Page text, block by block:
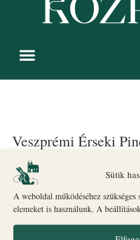
Sütik
A weboldal működéséhez
elemeket is használunk. A
Veszprémi Érseki
Események
Notice Sajnos nincs találat.